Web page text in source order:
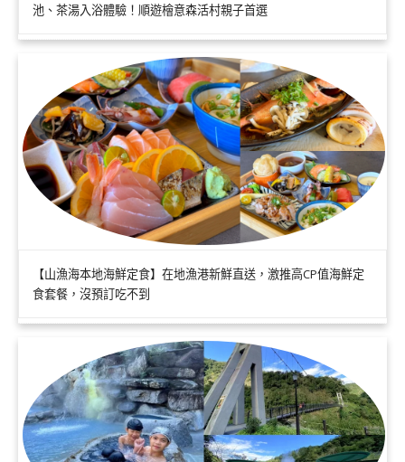
池、茶湯入浴體驗！順遊檜意森活村親子首選
【山漁海本地海鮮定食】在地漁港新鮮直送，激推高CP值海鮮定
食套餐，沒預訂吃不到